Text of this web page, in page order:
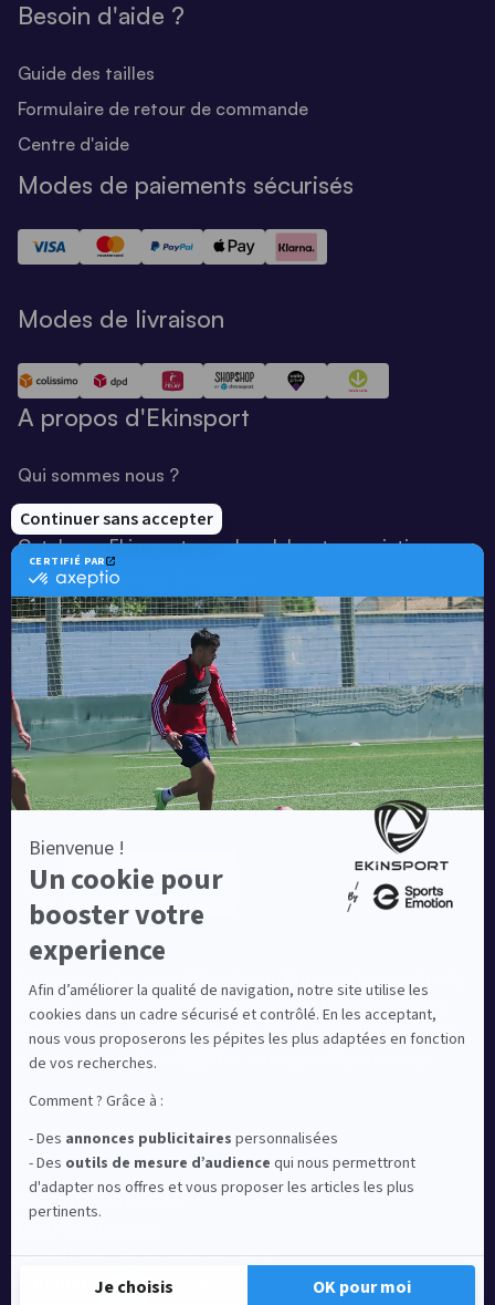
Besoin d'aide ?
Guide des tailles
Formulaire de retour de commande
Centre d'aide
Modes de paiements sécurisés
Modes de livraison
A propos d'Ekinsport
Qui sommes nous ?
Notre savoir-faire
Catalogue Ekinsport pour les clubs et associations
Catalogue running Ekinsport
Blog
Une société de :
Equipementier sportif leader en France depuis plus de
10 ans, Ekinsport a été distingué par la rédaction de
Capital dans son classement des « Meilleurs sites de
commerce en ligne 2024 », catégorie Sportswear.
En savoir plus
© EKINSPORT 2026
Conditions Générales de Vente
Paramètres de cookies